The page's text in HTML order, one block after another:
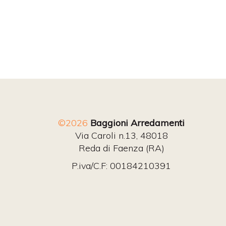
©2026 Baggioni Arredamenti
Via Caroli n.13, 48018
Reda di Faenza (RA)
P.iva/C.F: 00184210391